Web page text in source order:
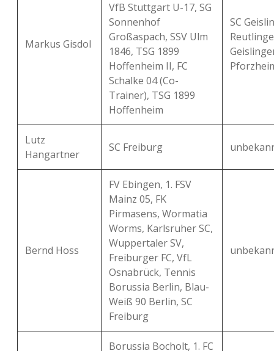
Markus Gisdol
VfB Stuttgart U-17, SG
Sonnenhof
Großaspach, SSV Ulm
1846, TSG 1899
Hoffenheim II, FC
Schalke 04 (Co-
Trainer), TSG 1899
Hoffenheim
SC
Lutz
Hangartner
SC Freiburg
Bernd Hoss
FV Ebingen, 1. FSV
Mainz 05, FK
Pirmasens, Wormatia
Worms, Karlsruher SC,
Wuppertaler SV,
Freiburger FC, VfL
Osnabrück, Tennis
Borussia Berlin, Blau-
Weiß 90 Berlin, SC
Freiburg
Borussia Bocholt, 1. FC